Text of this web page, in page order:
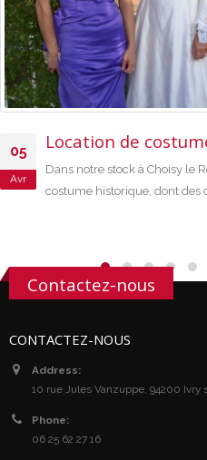
05
Avr
Location de
Dans notre stock à Choisy le
costume historique, dont des
Contactez-nous
CONTACTEZ-NOUS
Address:
10 rue Jules Vanzuppe, 94200 Ivry
Phone:
06 25 62 27 16